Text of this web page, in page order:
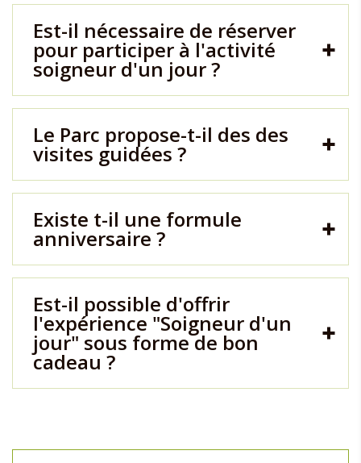
Est-il nécessaire de réserver
pour participer à l'activité
soigneur d'un jour ?
Le Parc propose-t-il des des
visites guidées ?
Existe t-il une formule
anniversaire ?
Est-il possible d'offrir
l'expérience "Soigneur d'un
jour" sous forme de bon
cadeau ?